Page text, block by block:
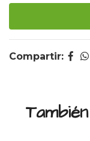
Compartir: